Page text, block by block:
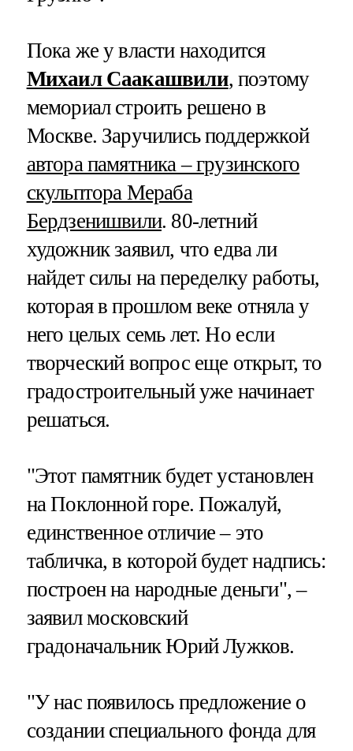
Пока же у власти находится
Михаил Саакашвили, поэтому
мемориал строить решено в
Москве. Заручились поддержкой
автора памятника – грузинского
скульптора Мераба
Бердзенишвили. 80-летний
художник заявил, что едва ли
найдет силы на переделку работы,
которая в прошлом веке отняла у
него целых семь лет. Но если
творческий вопрос еще открыт, то
градостроительный уже начинает
решаться.
"Этот памятник будет установлен
на Поклонной горе. Пожалуй,
единственное отличие – это
табличка, в которой будет надпись:
построен на народные деньги", –
заявил московский
градоначальник Юрий Лужков.
"У нас появилось предложение о
создании специального фонда для